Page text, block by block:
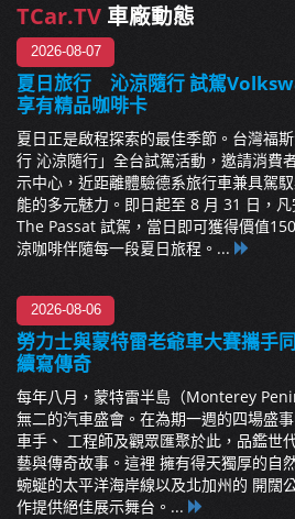
TCar.TV 車廠動態
2026-08-07
夏日旅行 沁涼隨行 試駕
享有精品咖啡卡
夏日正是啟程探索的最佳季節。台灣福
行 沁涼隨行」全台試駕活動，邀請消費
示中心，近距離體驗德系旅行車兼具駕
能的多元魅力。即日起至 8 月 31 日，
The Passat 試駕，當日即可獲得價值
涼咖啡伴隨每一段夏日旅程。...
2026-08-06
勞力士與蒙特雷老爺車大賽攜手
續寫傳奇
每年八月，蒙特雷半島（Monterey
無二的汽車盛會。在為期一週的四場盛
車手、 工程師及觀眾匯聚於此，品鑑世
藝與傳奇故事。這裡 擁有得天獨厚的自
蜿蜒的太平洋海岸線以及北加州的 開闊
作提供絕佳展示舞台。...